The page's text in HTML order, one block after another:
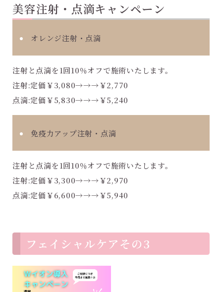
美容注射・点滴キャンペーン
オレンジ注射・点滴
注射と点滴を1回10％オフで施術いたします。
注射:定価￥3,080→→→￥2,770
点滴:定価￥5,830→→→￥5,240
免疫力アップ注射・点滴
注射と点滴を1回10％オフで施術いたします。
注射:定価￥3,300→→→￥2,970
点滴:定価￥6,600→→→￥5,940
フェイシャルケアその3